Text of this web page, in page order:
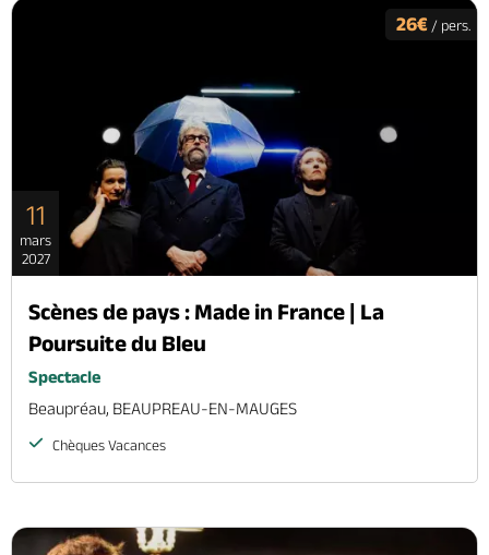
26€ / pers.
11
mars
2027
Scènes de pays : Made in France | La
Poursuite du Bleu
Spectacle
Beaupréau, BEAUPREAU-EN-MAUGES
Chèques Vacances